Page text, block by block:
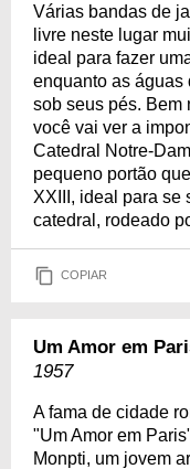
Várias bandas de
livre neste lugar
ideal para fazer
enquanto as águas
sob seus pés. Bem
você vai ver a
Catedral Notre-
pequeno portão
XXIII, ideal para se
catedral, rodeado
COPIAR
Um Amor em
1957
A fama de cidade
"Um Amor em
Monpti, um jovem